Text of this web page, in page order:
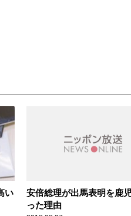
い
安倍総理が出馬表明を鹿
った理由